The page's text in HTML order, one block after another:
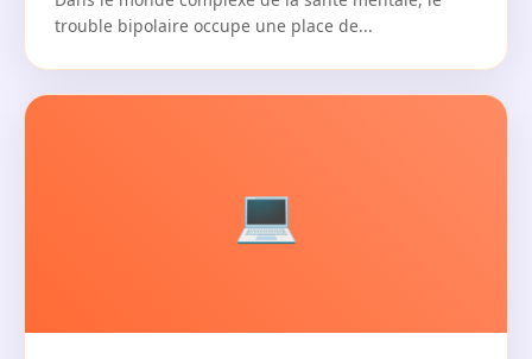
trouble bipolaire occupe une place de...
💻